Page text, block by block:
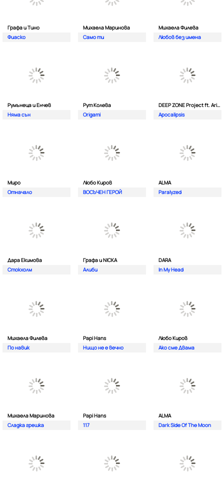
Графа и Тино
Фиаско
Михаела Маринова
Само ти
Михаела Филева
Любов без имена
Румънеца и Енчев
Няма сън
Рут Колева
Origami
DEEP ZONE Project ft. Aristos Constantinou
Apocalipsis
Миро
Отначало
Любо Киров
ВОСЪЧЕН ГЕРОЙ
ALMA
Paralyzed
Дара Екимова
Стокхолм
Графа и NICKA
Алиби
DARA
In My Head
Михаела Филева
По навик
Papi Hans
Нищо не е вечно
Любо Киров
Ако сме Двама
Михаела Маринова
Сладка грешка
Papi Hans
117
ALMA
Dark Side Of The Moon